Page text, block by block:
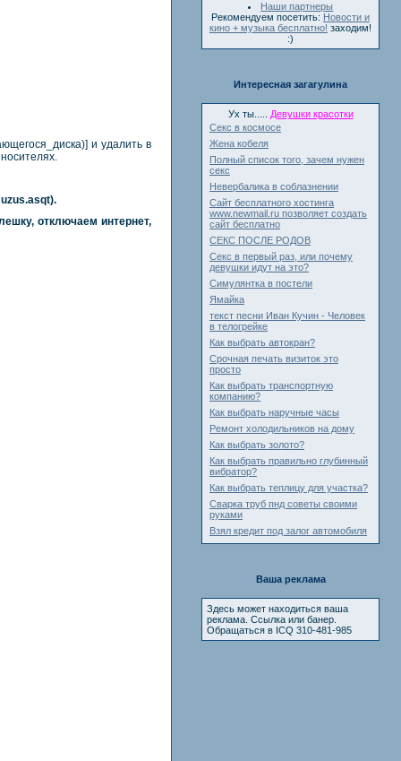
и удалить в
отключаем интернет,
Наши партнеры
Рекомендуем посетить: Новости и
кино + музыка бесплатно! заходим!
:)
Интересная загагулина
Ух ты.....
Девушки красотки
Секс в космосе
Жена кобеля
Полный список того, зачем нужен
секс
Невербалика в соблазнении
Сайт бесплатного хостинга
www.newmail.ru позволяет создать
сайт бесплатно
СЕКС ПОСЛЕ РОДОВ
Секс в первый раз, или почему
девушки идут на это?
Симулянтка в постели
Ямайка
текст песни Иван Кучин - Человек
в телогрейке
Как выбрать автокран?
Срочная печать визиток это
просто
Как выбрать транспортную
компанию?
Как выбрать наручные часы
Ремонт холодильников на дому
Как выбрать золото?
Как выбрать правильно глубинный
вибратор?
Как выбрать теплицу для участка?
Сварка труб пнд советы своими
руками
Взял кредит под залог автомобиля
Ваша реклама
Здесь может находиться ваша
реклама. Ссылка или банер.
Обращаться в ICQ 310-481-985